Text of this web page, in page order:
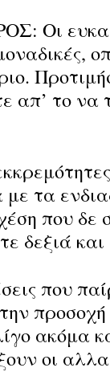
Οι
απ’ το
με τα
που δε
δεξιά
που
ακόμα
οι